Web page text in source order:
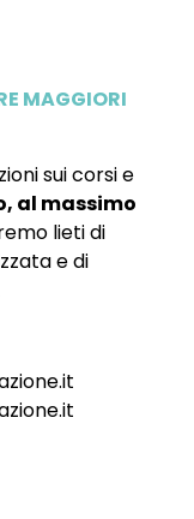
MAGGIORI
sui corsi e
al massimo
lieti di
e di